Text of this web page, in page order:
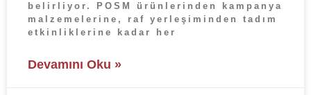
belirliyor. POSM ürünlerinden kampanya
malzemelerine, raf yerleşiminden tadım
etkinliklerine kadar her
Devamını Oku »